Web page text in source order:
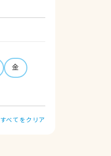
金
すべてをクリア